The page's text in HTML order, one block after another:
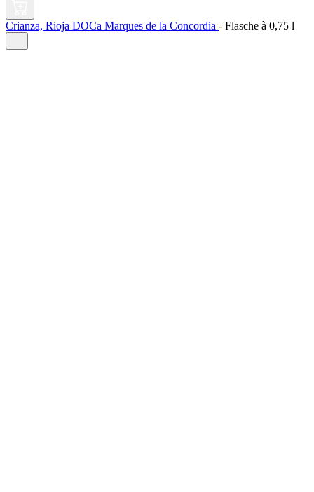
Crianza, Rioja DOCa Marques de la Concordia - Flasche à 0,75 l